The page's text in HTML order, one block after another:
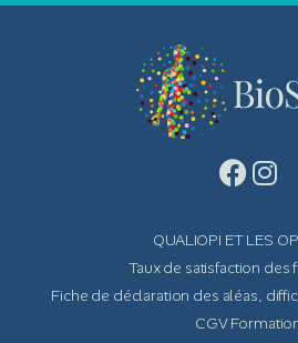
QUALIOPI ET LES
Taux de satisfaction des
Fiche de déclaration des aléas,
CGV